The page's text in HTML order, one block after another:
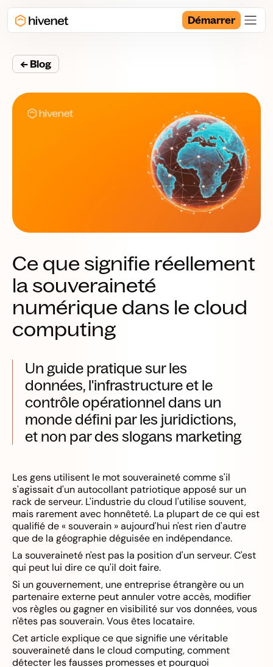
Démarrer
← Blog
Ce que signifie réellement
la souveraineté
numérique dans le cloud
computing
Un guide pratique sur les
données, l'infrastructure et le
contrôle opérationnel dans un
monde défini par les juridictions,
et non par des slogans marketing
Les gens utilisent le mot souveraineté comme s'il
s'agissait d'un autocollant patriotique apposé sur un
rack de serveur. L'industrie du cloud l'utilise souvent,
mais rarement avec honnêteté. La plupart de ce qui est
qualifié de « souverain » aujourd'hui n'est rien d'autre
que de la géographie déguisée en indépendance.
La souveraineté n'est pas la position d'un serveur. C'est
qui peut lui dire ce qu'il doit faire.
Si un gouvernement, une entreprise étrangère ou un
partenaire externe peut annuler votre accès, modifier
vos règles ou gagner en visibilité sur vos données, vous
n'êtes pas souverain. Vous êtes locataire.
Cet article explique ce que signifie une véritable
souveraineté dans le cloud computing, comment
détecter les fausses promesses et pourquoi